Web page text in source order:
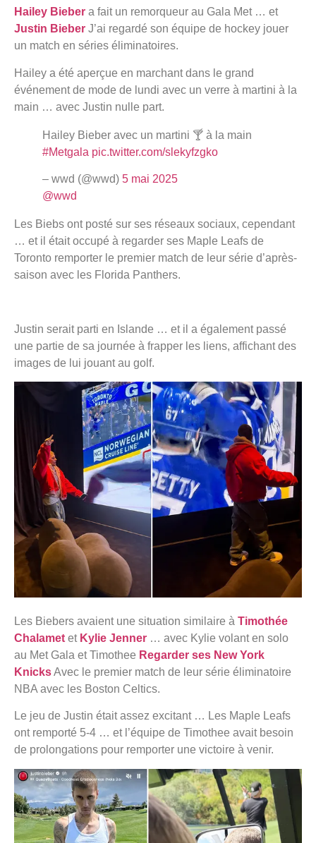
Hailey Bieber a fait un remorqueur au Gala Met … et
Justin Bieber J’ai regardé son équipe de hockey jouer
un match en séries éliminatoires.
Hailey a été aperçue en marchant dans le grand
événement de mode de lundi avec un verre à martini à la
main … avec Justin nulle part.
Hailey Bieber avec un martini 🍸 à la main
#Metgala pic.twitter.com/slekyfzgko
– wwd (@wwd) 5 mai 2025
@wwd
Les Biebs ont posté sur ses réseaux sociaux, cependant
… et il était occupé à regarder ses Maple Leafs de
Toronto remporter le premier match de leur série d’après-
saison avec les Florida Panthers.
Justin serait parti en Islande … et il a également passé
une partie de sa journée à frapper les liens, affichant des
images de lui jouant au golf.
Les Biebers avaient une situation similaire à Timothée
Chalamet et Kylie Jenner … avec Kylie volant en solo
au Met Gala et Timothee Regarder ses New York
KnicksAvec le premier match de leur série éliminatoire
NBA avec les Boston Celtics.
Le jeu de Justin était assez excitant … Les Maple Leafs
ont remporté 5-4 … et l’équipe de Timothee avait besoin
de prolongations pour remporter une victoire à venir.